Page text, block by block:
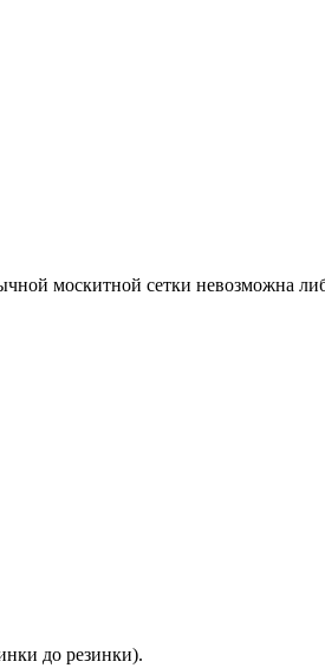
москитной сетки невозможна
до резинки).